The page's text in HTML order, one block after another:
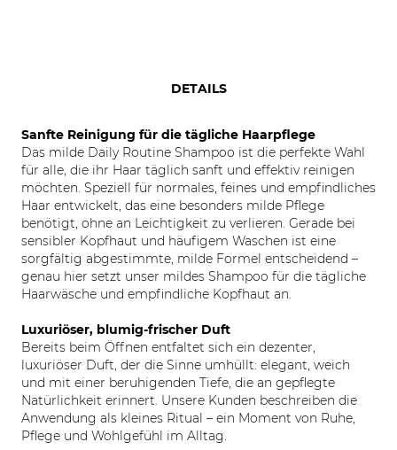
DETAILS
Sanfte Reinigung für die tägliche Haarpflege
Das milde Daily Routine Shampoo ist die perfekte Wahl
für alle, die ihr Haar täglich sanft und effektiv reinigen
möchten. Speziell für normales, feines und empfindliches
Haar entwickelt, das eine besonders milde Pflege
benötigt, ohne an Leichtigkeit zu verlieren. Gerade bei
sensibler Kopfhaut und häufigem Waschen ist eine
sorgfältig abgestimmte, milde Formel entscheidend –
genau hier setzt unser mildes Shampoo für die tägliche
Haarwäsche und empfindliche Kopfhaut an.
Luxuriöser, blumig-frischer Duft
Bereits beim Öffnen entfaltet sich ein dezenter,
luxuriöser Duft, der die Sinne umhüllt: elegant, weich
und mit einer beruhigenden Tiefe, die an gepflegte
Natürlichkeit erinnert. Unsere Kunden beschreiben die
Anwendung als kleines Ritual – ein Moment von Ruhe,
Pflege und Wohlgefühl im Alltag.